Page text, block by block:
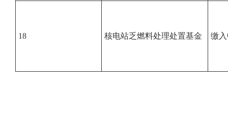
18 核电站乏燃料处理处置基金 缴